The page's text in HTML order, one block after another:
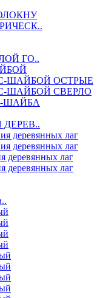
ГО..
ШАЙБОЙ ОСТРЫЕ
ШАЙБОЙ СВЕРЛО
ШАЙБА
деревянных лаг
деревянных лаг
деревянных лаг
деревянных лаг